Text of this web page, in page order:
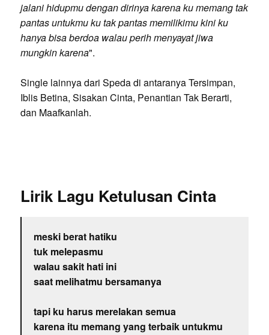
jalani hidupmu dengan dirinya karena ku memang tak
pantas untukmu ku tak pantas memilikimu kini ku
hanya bisa berdoa walau perih menyayat jiwa
mungkin karena".
Single lainnya dari Speda di antaranya Tersimpan,
Iblis Betina, Sisakan Cinta, Penantian Tak Berarti,
dan Maafkanlah.
Lirik Lagu Ketulusan Cinta
meski berat hatiku
tuk melepasmu
walau sakit hati ini
saat melihatmu bersamanya
tapi ku harus merelakan semua
karena itu memang yang terbaik untukmu